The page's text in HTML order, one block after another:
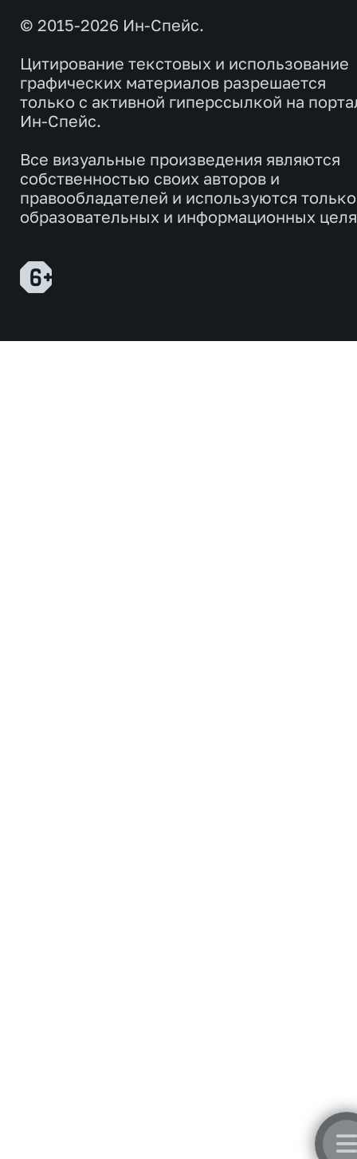
© 2015-2026 Ин-Спейс.
Цитирование текстовых и использование
графических материалов разрешается
только с активной гиперссылкой на
Ин-Спейс.
Все визуальные произведения являются
собственностью своих авторов и
правообладателей и используются
образовательных и информационных